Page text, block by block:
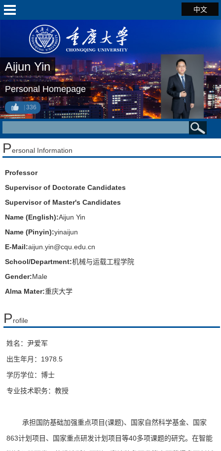
中文
Aijun Yin
Personal Homepage
336
Personal Information
Professor
Supervisor of Doctorate Candidates
Supervisor of Master's Candidates
Name (English):Aijun Yin
Name (Pinyin):yinaijun
E-Mail:aijun.yin@cqu.edu.cn
School/Department:机械与运载工程学院
Gender:Male
Alma Mater:重庆大学
Profile
姓名：尹爱军
出生年月： 1978.5
学历学位：博士
专业技术职务：教授
承担国防基础加强重点项目(课题)、国家自然科学基金、国家
863计划项目、国家重点研发计划项目等40多项课题的研究。在智能